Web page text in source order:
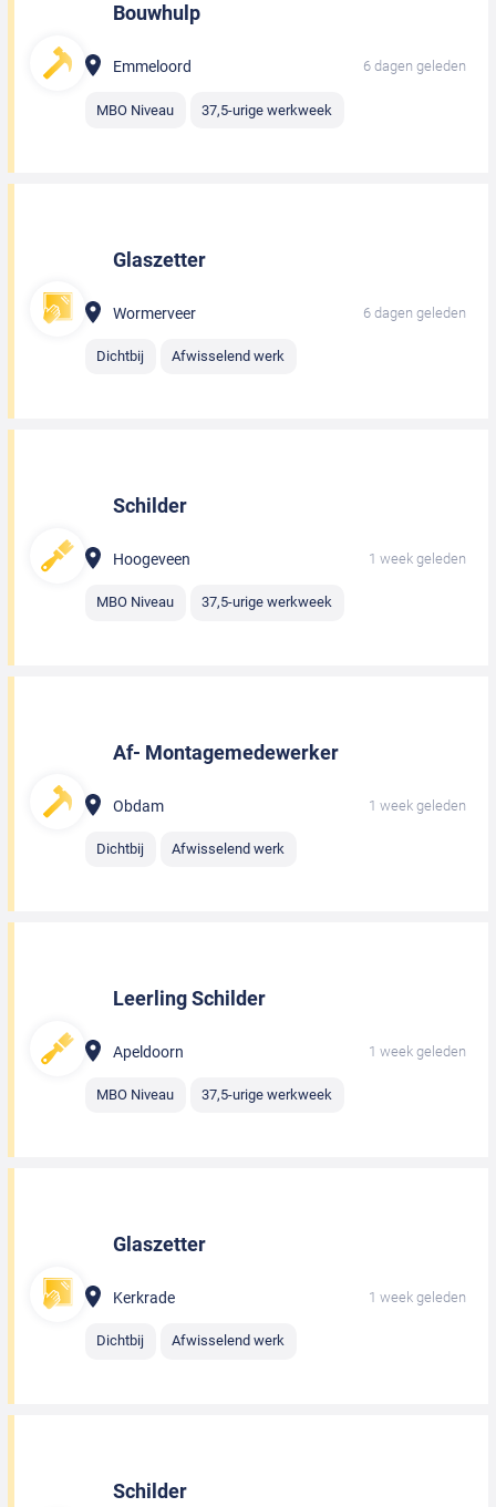
Bouwhulp
Emmeloord 6 dagen geleden
MBO Niveau 37,5-urige werkweek
Glaszetter
Wormerveer 6 dagen geleden
Dichtbij Afwisselend werk
Schilder
Hoogeveen 1 week geleden
MBO Niveau 37,5-urige werkweek
Af- Montagemedewerker
Obdam 1 week geleden
Dichtbij Afwisselend werk
Leerling Schilder
Apeldoorn 1 week geleden
MBO Niveau 37,5-urige werkweek
Glaszetter
Kerkrade 1 week geleden
Dichtbij Afwisselend werk
Schilder